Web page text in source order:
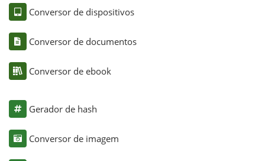
Conversor de dispositivos
Conversor de documentos
Conversor de ebook
Gerador de hash
Conversor de imagem